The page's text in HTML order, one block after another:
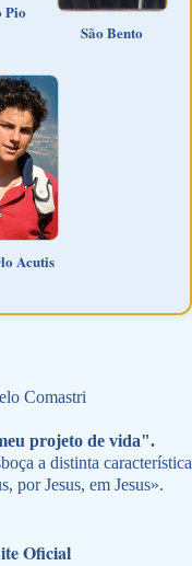
Pio
São Bento
Acutis
Comastri
projeto de vida".
a distinta característica
por Jesus, em Jesus».
Oficial